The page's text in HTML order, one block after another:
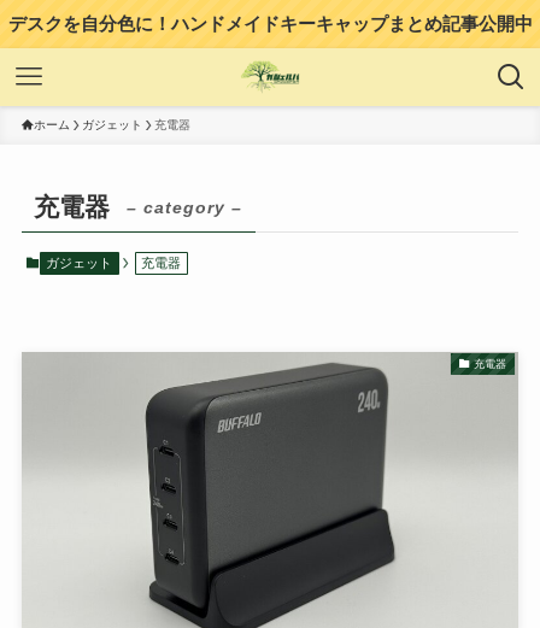
デスクを自分色に！ハンドメイドキーキャップまとめ記事公開中
ホーム ガジェット 充電器
充電器 – category –
ガジェット 充電器
充電器